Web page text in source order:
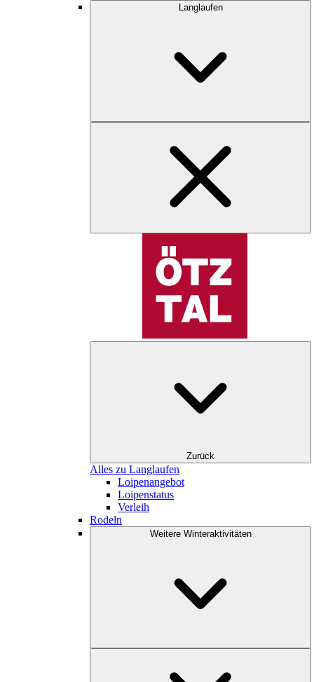
Langlaufen
Zurück
Alles zu Langlaufen
Loipenangebot
Loipenstatus
Verleih
Rodeln
Weitere Winteraktivitäten